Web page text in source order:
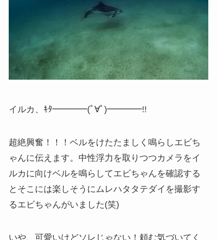
イルカ、ｷﾀ━━━━(ﾟ∀ﾟ)━━━━!!
超絶興奮！！！ベルをけたたましく鳴らしエビち
ゃんに伝えます。中性浮力を取りつつカメラをイ
ルカに向けベルを鳴らしてエビちゃんを確認する
とそこには楽しそうにムレハタタテダイを撮影す
るエビちゃんがいました(笑)
いや、可愛いけどソレじゃない！頼む気づいてく